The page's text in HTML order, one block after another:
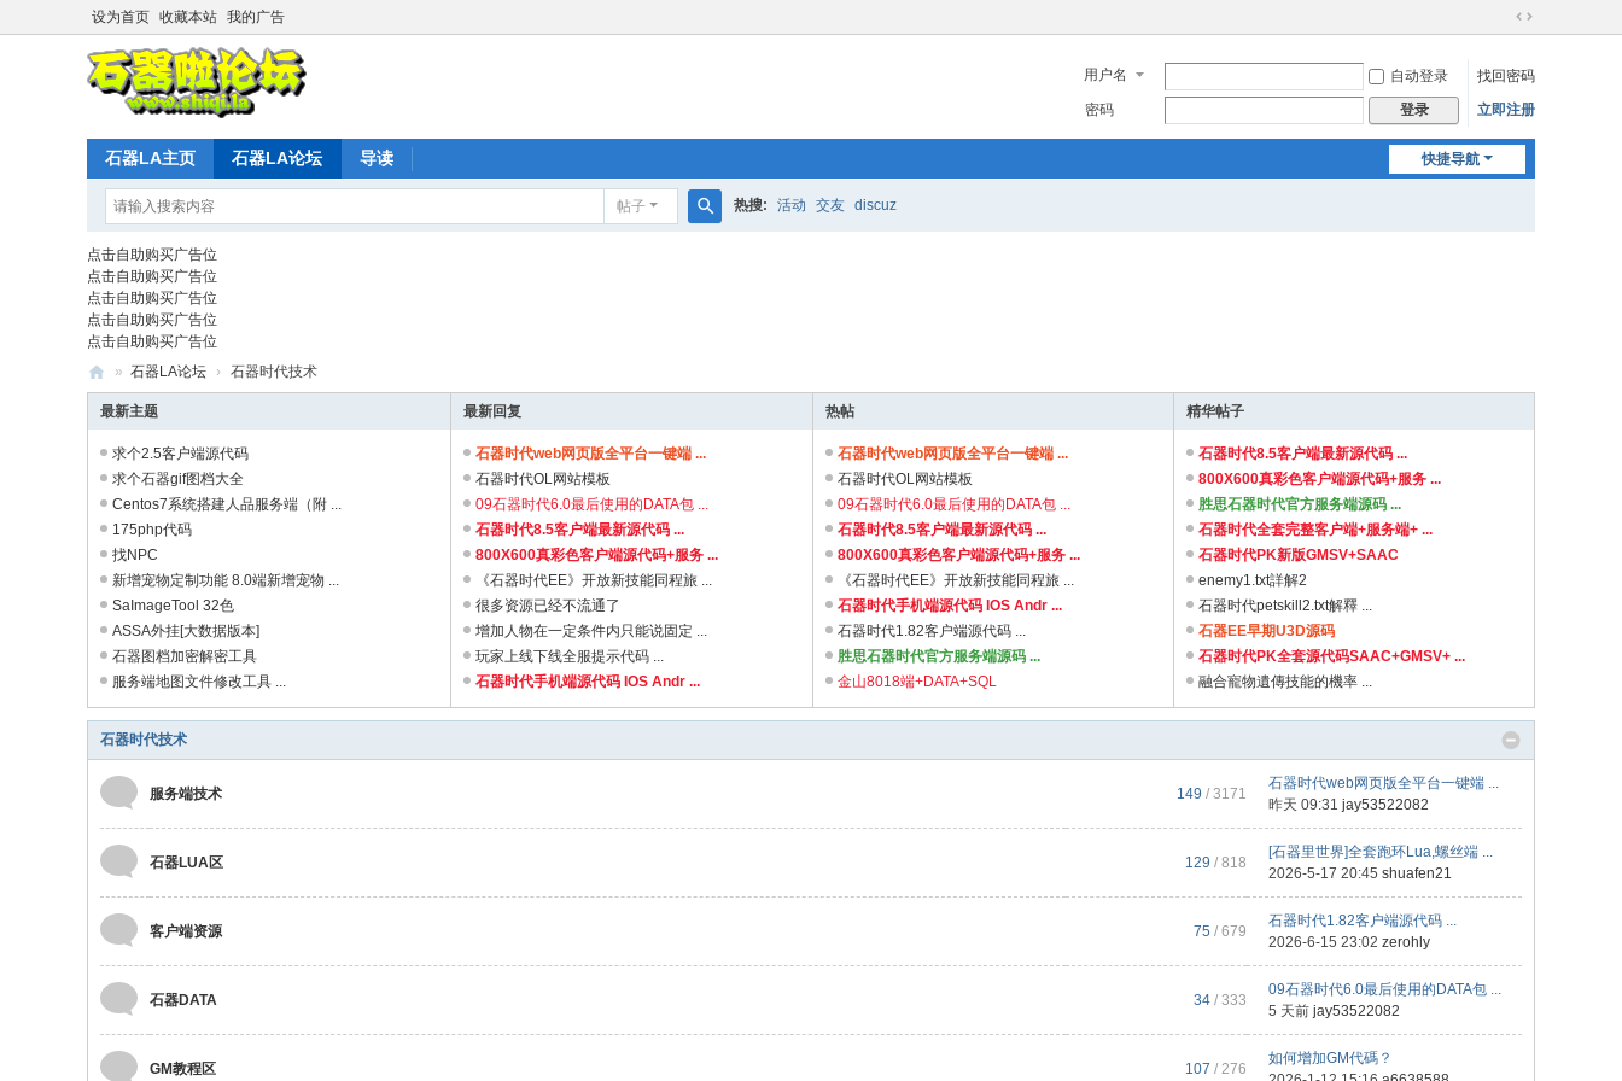
设为首页 收藏本站 我的广告
切
到
宽
用户名 自动登录
找回密码
密码
登录 立即注册
快捷导航
石器LA主页 石器LA论坛 导读
帖子 热搜: 活动 交友 discuz
点击自助购买广告位
点击自助购买广告位
点击自助购买广告位
点击自助购买广告位
点击自助购买广告位
石
时
代
L
A
方
» 石器LA论坛 › 石器时代技术
最新主题
求个2.5客户端源代码
求个石器gif图档大全
Centos7系统搭建人品服务端（附 ...
175php代码
找NPC
新增宠物定制功能 8.0端新增宠物 ...
SaImageTool 32色
ASSA外挂[大数据版本]
石器图档加密解密工具
服务端地图文件修改工具 ...
最新回复
石器时代web网页版全平台一键端 ...
石器时代OL网站模板
09石器时代6.0最后使用的DATA包 ...
石器时代8.5客户端最新源代码 ...
800X600真彩色客户端源代码+服务 ...
《石器时代EE》开放新技能同程旅 ...
很多资源已经不流通了
增加人物在一定条件内只能说固定 ...
玩家上线下线全服提示代码 ...
石器时代手机端源代码 IOS Andr ...
热帖
石器时代web网页版全平台一键端 ...
石器时代OL网站模板
09石器时代6.0最后使用的DATA包 ...
石器时代8.5客户端最新源代码 ...
800X600真彩色客户端源代码+服务 ...
《石器时代EE》开放新技能同程旅 ...
石器时代手机端源代码 IOS Andr ...
石器时代1.82客户端源代码 ...
胜思石器时代官方服务端源码 ...
金山8018端+DATA+SQL
精华帖子
石器时代8.5客户端最新源代码 ...
800X600真彩色客户端源代码+服务 ...
胜思石器时代官方服务端源码 ...
石器时代全套完整客户端+服务端+ ...
石器时代PK新版GMSV+SAAC
enemy1.txt詳解2
石器时代petskill2.txt解釋 ...
石器EE早期U3D源码
石器时代PK全套源代码SAAC+GMSV+ ...
融合寵物遺傳技能的機率 ...
石器时代技术
服务端技术 149 / 3171
石器时代web网页版全平台一键端 ...
昨天 09:31 jay53522082
石器LUA区 129 / 818
[石器里世界]全套跑环Lua,螺丝端 ...
2026-5-17 20:45 shuafen21
客户端资源 75 / 679
石器时代1.82客户端源代码 ...
2026-6-15 23:02 zerohly
石器DATA 34 / 333
09石器时代6.0最后使用的DATA包 ...
5 天前 jay53522082
GM教程区 107 / 276
如何增加GM代碼？